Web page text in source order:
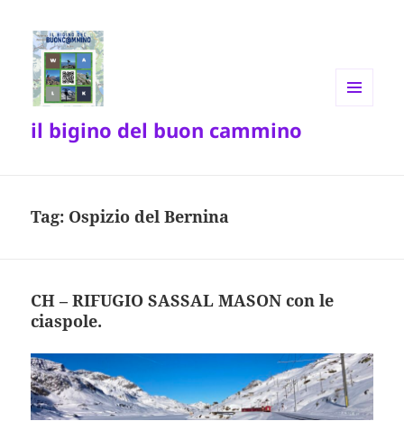
il bigino del buon cammino
Tag: Ospizio del Bernina
CH – RIFUGIO SASSAL MASON con le
ciaspole.